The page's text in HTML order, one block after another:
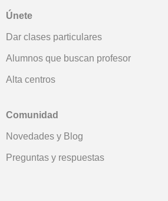
Únete
Dar clases particulares
Alumnos que buscan profesor
Alta centros
Comunidad
Novedades y Blog
Preguntas y respuestas